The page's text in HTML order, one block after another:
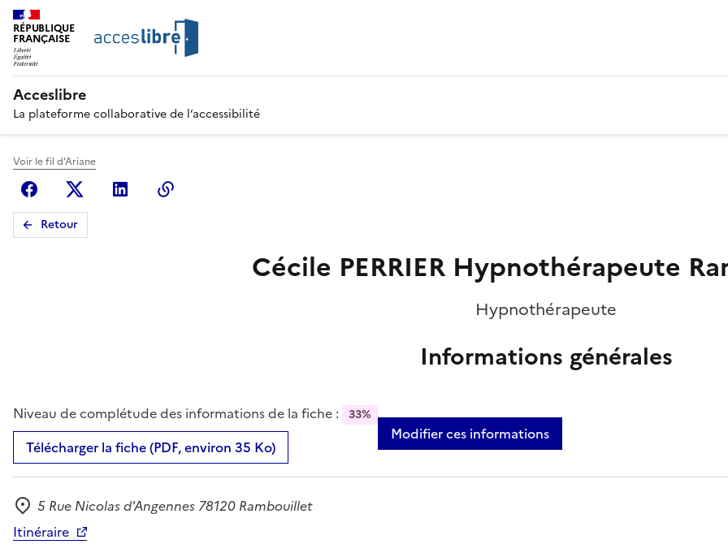
RÉPUBLIQUE
FRANÇAISE
Acceslibre
La plateforme collaborative de l’accessibilité
Voir le fil d'Ariane
FacebookX (anciennement Twitter)
Linkedin
Retour
Cécile PERRIER Hypnothérapeute
Hypnothérapeute
Informations générales
Niveau de complétude des informations de la fiche : 33%
Télécharger la fiche (PDF, environ 35 Ko)
Modifier ces informations
Adresse
5 Rue Nicolas d'Angennes 78120 Rambouillet
Itinéraire